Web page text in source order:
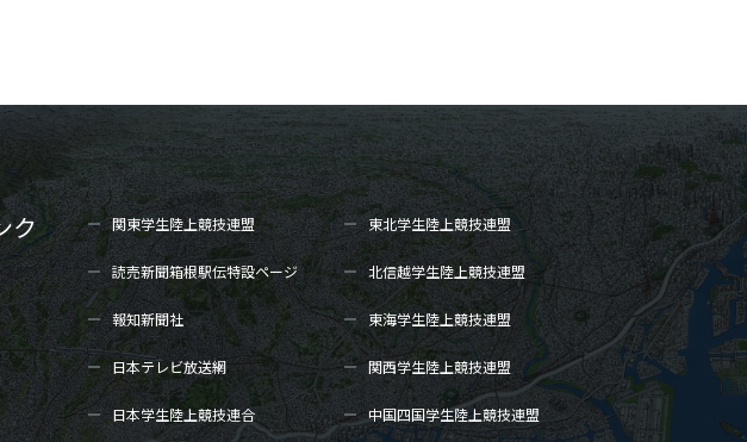
ク 関東学生陸上競技連盟 東北学生陸上競技連盟
読売新聞箱根駅伝特設ページ 北信越学生陸上競技連盟
報知新聞社 東海学生陸上競技連盟
日本テレビ放送網 関西学生陸上競技連盟
日本学生陸上競技連合 中国四国学生陸上競技連盟